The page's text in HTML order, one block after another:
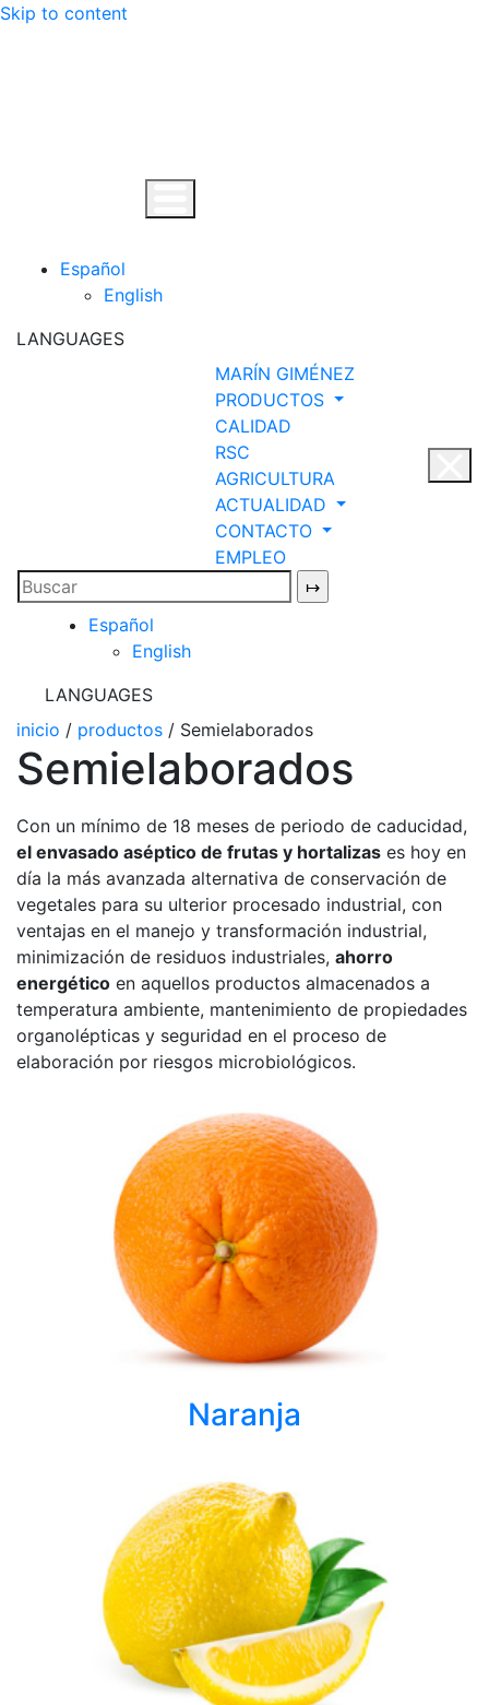
Skip to content
Español
English
LANGUAGES
MARÍN GIMÉNEZ
PRODUCTOS
CALIDAD
RSC
AGRICULTURA
ACTUALIDAD
CONTACTO
EMPLEO
Español
English
LANGUAGES
inicio / productos / Semielaborados
Semielaborados
Con un mínimo de 18 meses de periodo de caducidad,
el envasado aséptico de frutas y hortalizas es hoy en
día la más avanzada alternativa de conservación de
vegetales para su ulterior procesado industrial, con
ventajas en el manejo y transformación industrial,
minimización de residuos industriales, ahorro
energético en aquellos productos almacenados a
temperatura ambiente, mantenimiento de propiedades
organolépticas y seguridad en el proceso de
elaboración por riesgos microbiológicos.
Naranja